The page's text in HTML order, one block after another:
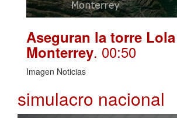
Aseguran la torre
Monterrey. 00:50
Imagen Noticias
simulacro nacional